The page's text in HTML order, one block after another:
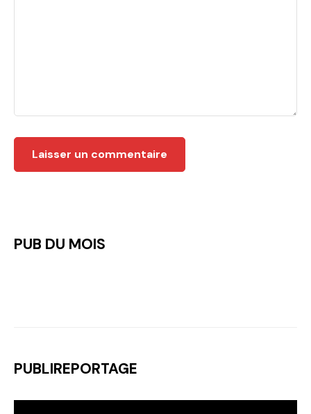
PUB DU MOIS
PUBLIREPORTAGE